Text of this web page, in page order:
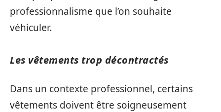
professionnalisme que l’on souhaite
véhiculer.
Les vêtements trop décontractés
Dans un contexte professionnel, certains
vêtements doivent être soigneusement